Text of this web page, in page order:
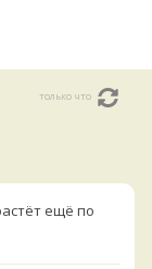
только что
ещё по